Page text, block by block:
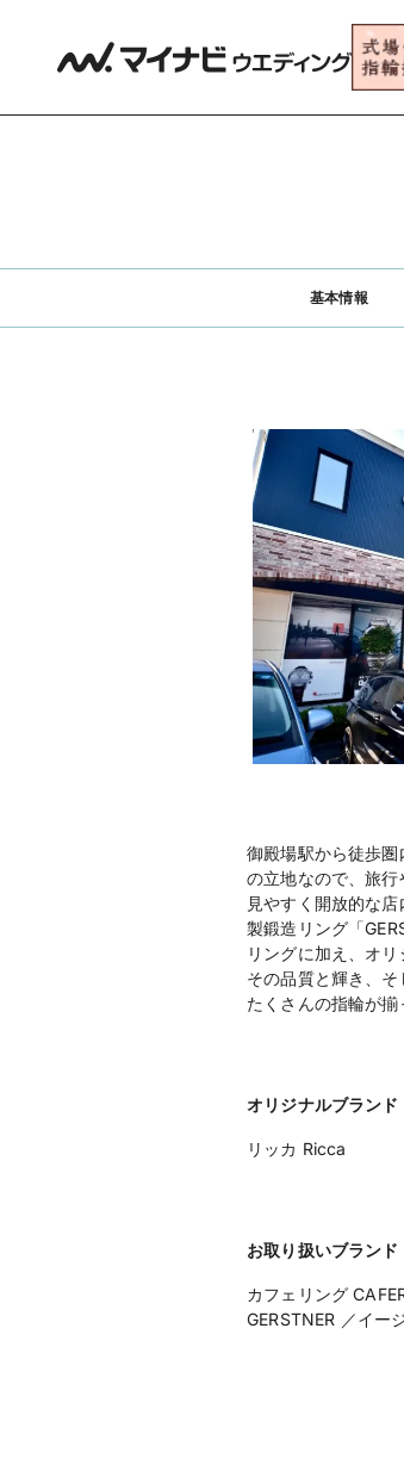
基本情報
御殿場駅から徒歩
の立地なので、旅行
見やすく開放的な
製鍛造リング「
リングに加え、オ
その品質と輝き、
たくさんの指輪が
オリジナルブランド
リッカ Ricca
お取り扱いブランド
カフェリング
GERSTNER ／イー